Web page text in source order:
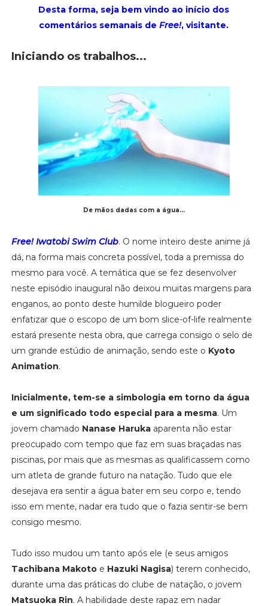
Desta forma, seja bem vindo ao início dos
comentários semanais deFree!, visitante.
Iniciando os trabalhos...
De mãos dadas com a água...
Free! Iwatobi Swim Club. O nome inteiro deste anime já
dá, na forma mais concreta possível, toda a premissa do
mesmo para você. A temática que se fez desenvolver
neste episódio inaugural não deixou muitas margens para
enganos, ao ponto deste humilde blogueiro poder
enfatizar que o escopo de um bom slice-of-life realmente
estará presente nesta obra, que carrega consigo o selo de
um grande estúdio de animação, sendo este o Kyoto
Animation.
Inicialmente, tem-se a simbologia em torno da água
e um significado todo especial para a mesma. Um
jovem chamado Nanase Harukaaparenta não estar
preocupado com tempo que faz em suas braçadas nas
piscinas, por mais que as mesmas as qualificassem como
um atleta de grande futuro na natação. Tudo que ele
desejava era sentir a água bater em seu corpo e, tendo
isso em mente, nadar era tudo que o fazia sentir-se bem
consigo mesmo.
Tudo isso mudou um tanto após ele (e seus amigos
Tachibana Makotoe Hazuki Nagisa) terem conhecido,
durante uma das práticas do clube de natação, o jovem
Matsuoka Rin. A habilidade deste rapaz em nadar